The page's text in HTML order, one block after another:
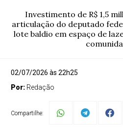
Investimento de R$ 1,5
articulação do deputado
lote baldio em espaço de
02/07/2026 às 22h25
Por: Redação
Compartilhe: